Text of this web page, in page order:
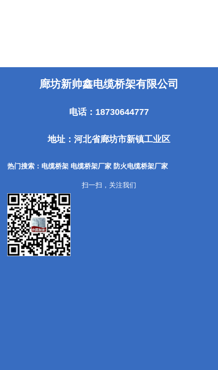
廊坊新帅鑫电缆桥架有限公司
电话：18730644777
地址：河北省廊坊市新镇工业区
热门搜索：电缆桥架 电缆桥架厂家 防火电缆桥架厂家
扫一扫，关注我们